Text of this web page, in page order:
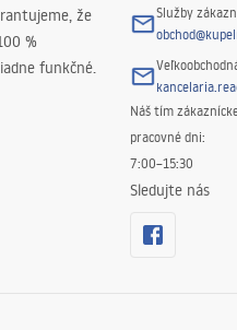
že
%
funkčné.
Služby
Náš tím
pracovné dni:
7:00–15:30
Sledujte nás